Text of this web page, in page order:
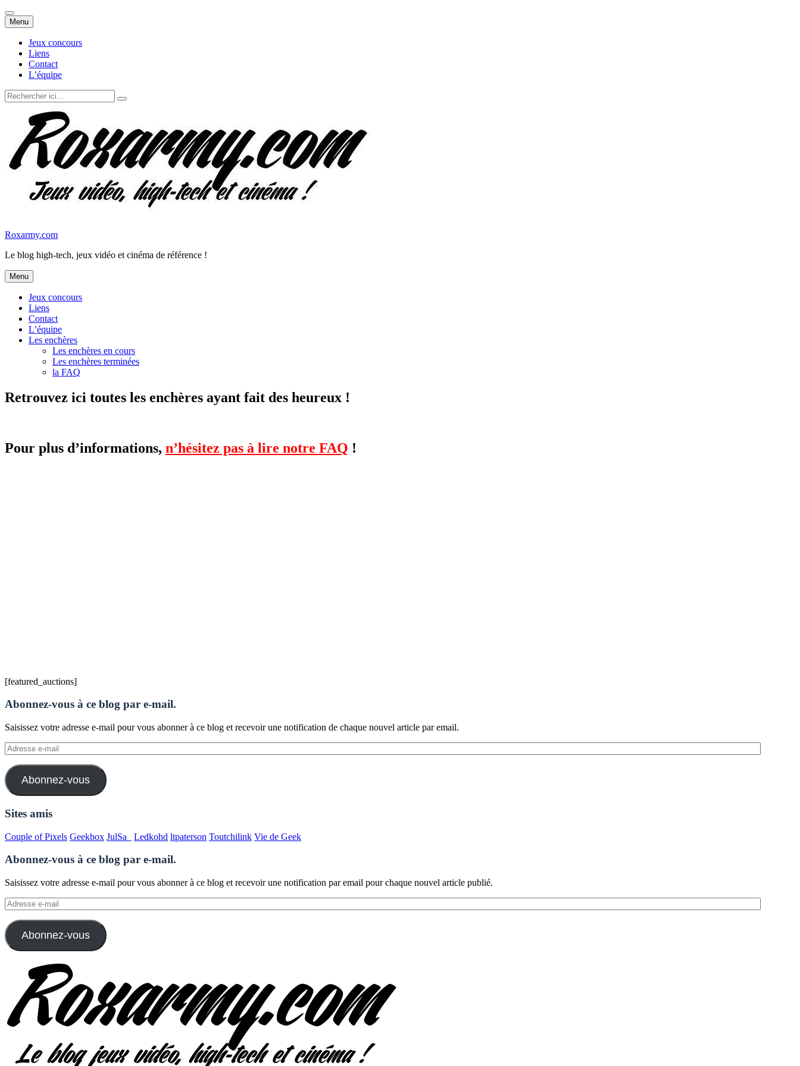
Menu Aller
au
contenu
Jeux concours
Liens
Contact
L’équipe
Recherche
pour
Roxarmy.com
Le blog high-tech, jeux vidéo et cinéma de référence !
Menu Aller
au
contenu
Jeux concours
Liens
Contact
L’équipe
Les enchères
Les enchères en cours
Les enchères terminées
la FAQ
Retrouvez ici toutes les enchères ayant fait des heureux !
Pour plus d’informations, n’hésitez pas à lire notre FAQ !
[featured_auctions]
Abonnez-vous à ce blog par e-mail.
Saisissez votre adresse e-mail pour vous abonner à ce blog et recevoir une notification de chaque nouvel article par email.
Adresse
e-
mail
Abonnez-vous
Sites amis
Couple of Pixels Geekbox JulSa_ Ledkohd ltpaterson Toutchilink Vie de Geek
Abonnez-vous à ce blog par e-mail.
Saisissez votre adresse e-mail pour vous abonner à ce blog et recevoir une notification par email pour chaque nouvel article publié.
Adresse
e-
mail
Abonnez-vous